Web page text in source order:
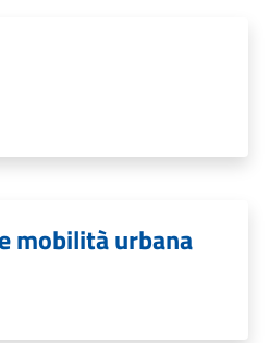
mobilità urbana